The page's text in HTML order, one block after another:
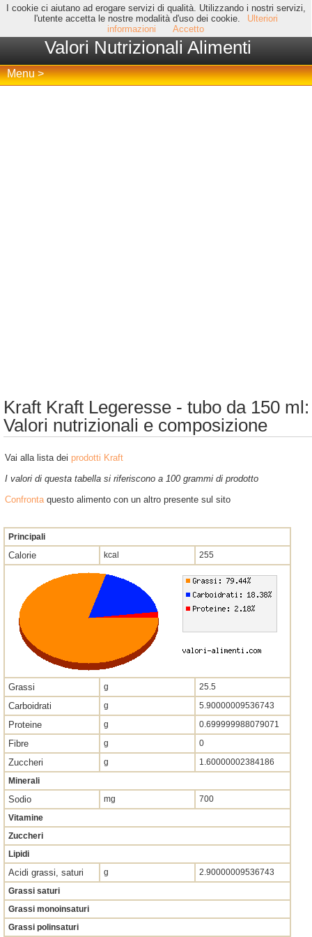
I cookie ci aiutano ad erogare servizi di qualità. Utilizzando i nostri servizi,
l'utente accetta le nostre modalità d'uso dei cookie.
Ulteriori
informazioni
Accetto
Valori Nutrizionali Alimenti
Menu >
Kraft Kraft Legeresse - tubo da 150 ml:
Valori nutrizionali e composizione
Vai alla lista dei prodotti Kraft
I valori di questa tabella si riferiscono a 100 grammi di prodotto
Confrontaquesto alimento con un altro presente sul sito
Principali
Calorie kcal 255
Grassi g 25.5
Carboidrati g 5.90000009536743
Proteine g 0.699999988079071
Fibre g 0
Zuccheri g
1.60000002384186
Minerali
Sodio mg
700
Vitamine
Zuccheri
Lipidi
Acidi grassi, saturi g
2.90000009536743
Grassi saturi
Grassi monoinsaturi
Grassi polinsaturi